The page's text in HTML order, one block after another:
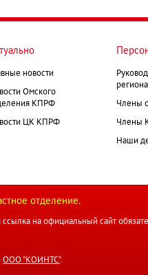
новости
Омского
КПРФ
ЦК КПРФ
Члены
Члены
Наши
отделение.
ссылка на официальный сайт
ООО "КОИНТС".